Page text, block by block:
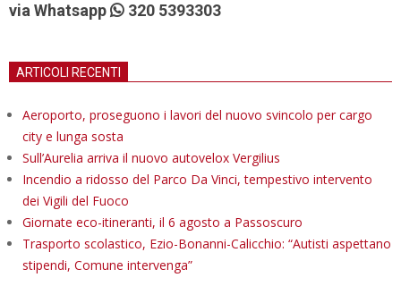
via Whatsapp
320 5393303
ARTICOLI RECENTI
Aeroporto, proseguono i lavori del nuovo svincolo per cargo
city e lunga sosta
Sull’Aurelia arriva il nuovo autovelox Vergilius
Incendio a ridosso del Parco Da Vinci, tempestivo intervento
dei Vigili del Fuoco
Giornate eco-itineranti, il 6 agosto a Passoscuro
Trasporto scolastico, Ezio-Bonanni-Calicchio: “Autisti aspettano
stipendi, Comune intervenga”